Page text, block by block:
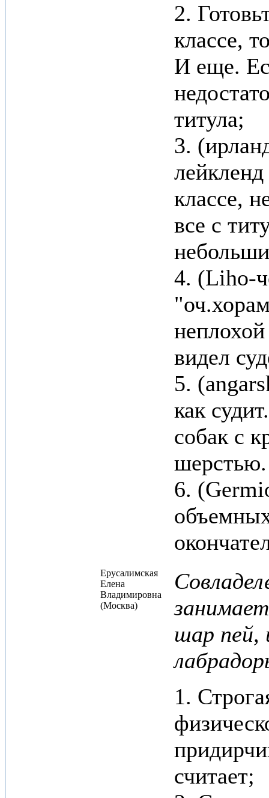
2.
классе,
И еще.
титула;
3.
классе,
все с
4. (Liho-
видел
5.
как
собак с
шерстью.
6.
Ерусалимская
Елена
Владимировна
(Москва)
шар пей,
1.
считает;